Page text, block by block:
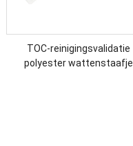
TOC-reinigingsvalidatie
polyester wattenstaafje